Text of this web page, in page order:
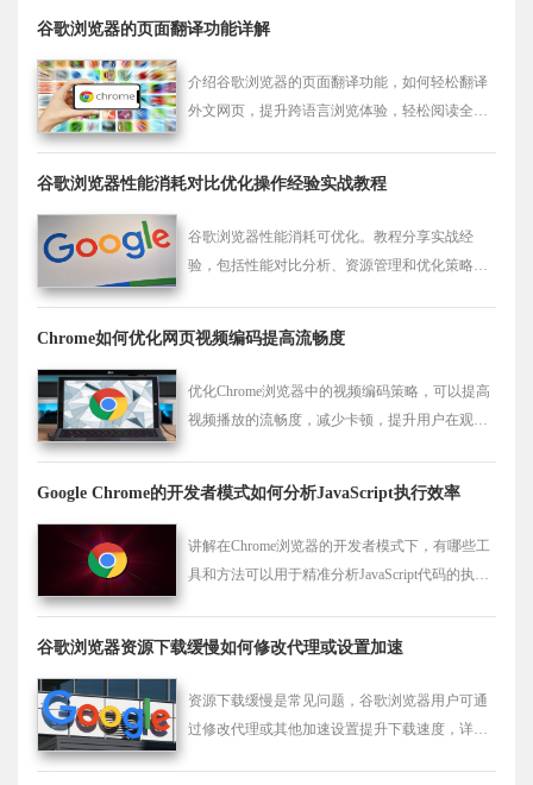
谷歌浏览器的页面翻译功能详解
介绍谷歌浏览器的页面翻译功能，如何轻松翻译
外文网页，提升跨语言浏览体验，轻松阅读全球
谷歌浏览器性能消耗对比优化操作经验实战教程
谷歌浏览器性能消耗可优化。教程分享实战经
验，包括性能对比分析、资源管理和优化策略，
Chrome如何优化网页视频编码提高流畅度
优化Chrome浏览器中的视频编码策略，可以提高
视频播放的流畅度，减少卡顿，提升用户在观看
Google Chrome的开发者模式如何分析JavaScript执行效率
讲解在Chrome浏览器的开发者模式下，有哪些工
具和方法可以用于精准分析JavaScript代码的执行
谷歌浏览器资源下载缓慢如何修改代理或设置加速
资源下载缓慢是常见问题，谷歌浏览器用户可通
过修改代理或其他加速设置提升下载速度，详见